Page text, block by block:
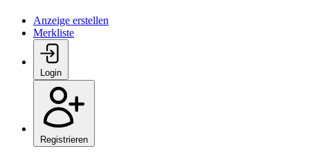
Anzeige erstellen
Merkliste
Login
Registrieren